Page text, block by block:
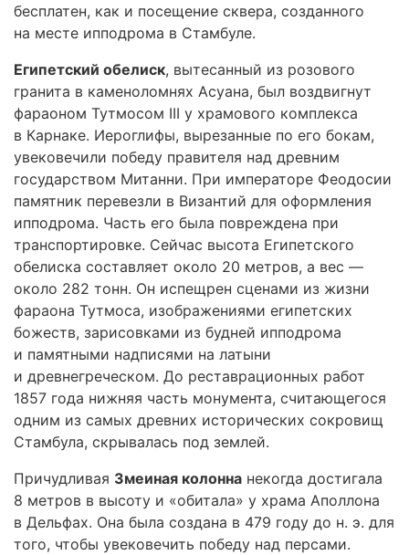
бесплатен, как и посещение сквера, созданного
на месте ипподрома в Стамбуле.
Египетский обелиск, вытесанный из розового
гранита в каменоломнях Асуана, был воздвигнут
фараоном Тутмосом III у храмового комплекса
в Карнаке. Иероглифы, вырезанные по его бокам,
увековечили победу правителя над древним
государством Митанни. При императоре Феодосии
памятник перевезли в Византий для оформления
ипподрома. Часть его была повреждена при
транспортировке. Сейчас высота Египетского
обелиска составляет около 20 метров, а вес —
около 282 тонн. Он испещрен сценами из жизни
фараона Тутмоса, изображениями египетских
божеств, зарисовками из будней ипподрома
и памятными надписями на латыни
и древнегреческом. До реставрационных работ
1857 года нижняя часть монумента, считающегося
одним из самых древних исторических сокровищ
Стамбула, скрывалась под землей.
Причудливая Змеиная колонна некогда достигала
8 метров в высоту и «обитала» у храма Аполлона
в Дельфах. Она была создана в 479 году до н. э. для
того, чтобы увековечить победу над персами.